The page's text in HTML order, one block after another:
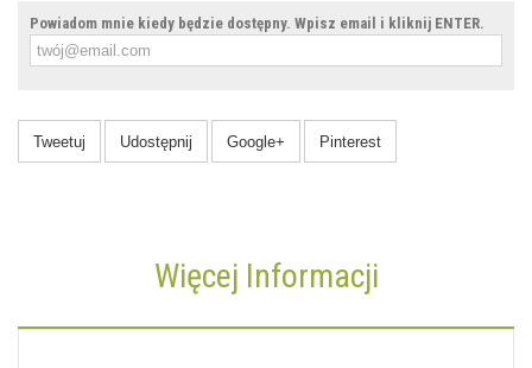
Powiadom mnie kiedy będzie dostępny. Wpisz email i kliknij ENTER.
Tweetuj Udostępnij Google+ Pinterest
Więcej Informacji